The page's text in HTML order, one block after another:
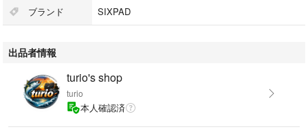
【商品概要】
腕・脚・ウエストなどに装着可能で、23分の自動トレーニングプログラム
プローチ。
Bluetooth連携で公式SIXPADアプリから操作可能、トレーニングの記録や
進捗も可視化できます。
薄さ約3mmのソフトシリコン素材で服の下にも快適に装着でき、軽量でコ
ブランド SIXPAD
出品者情報
turio's shop
turio
本人確認済